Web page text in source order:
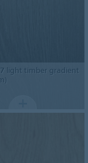
light timber gradient